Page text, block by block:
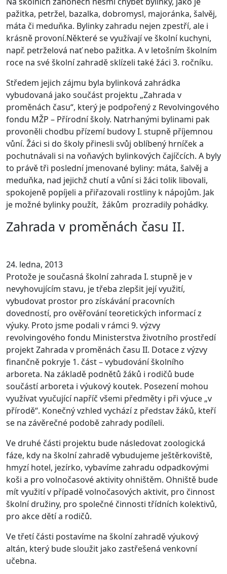
pažitka, petržel, bazalka, dobromysl, majoránka, šalvěj,
máta či meduňka. Bylinky zahradu nejen zpestří, ale i
krásně provoní.Některé se využívají ve školní kuchyni,
např. petrželová nať nebo pažitka. A v letošním školním
roce na své školní zahradě sklízeli také žáci 3. ročníku.
Středem jejich zájmu byla bylinková zahrádka
vybudovaná jako součást projektu „Zahrada v
proměnách času“, který je podpořený z Revolvingového
fondu MŽP – Přírodní školy. Natrhanými bylinami pak
provoněli chodbu přízemí budovy I. stupně příjemnou
vůní. Žáci si do školy přinesli svůj oblíbený hrníček a
pochutnávali si na voňavých bylinkových čajíčcích. A byly
to právě tři poslední jmenované byliny: máta, šalvěj a
meduňka, nad jejichž chutí a vůní si žáci tolik libovali,
spokojeně popíjeli a přiřazovali rostliny k nápojům. Jak
je možné bylinky použít, žákům prozradily pohádky.
Zahrada v proměnách času II.
24. ledna, 2013
Protože je současná školní zahrada I. stupně je v
nevyhovujícím stavu, je třeba zlepšit její využití,
vybudovat prostor pro získávání pracovních
dovedností, pro ověřování teoretických informací z
výuky. Proto jsme podali v rámci 9. výzvy
revolvingového fondu Ministerstva životního prostředí
projekt Zahrada v proměnách času II. Dotace z výzvy
finančně pokryje 1. část – vybudování školního
arboreta. Na základě podnětů žáků i rodičů bude
součástí arboreta i výukový koutek. Posezení mohou
využívat vyučující napříč všemi předměty i při výuce „v
přírodě“. Konečný vzhled vychází z představ žáků, kteří
se na závěrečné podobě zahrady podíleli.
Ve druhé části projektu bude následovat zoologická
fáze, kdy na školní zahradě vybudujeme ještěrkoviště,
hmyzí hotel, jezírko, vybavíme zahradu odpadkovými
koši a pro volnočasové aktivity ohništěm. Ohniště bude
mít využití v případě volnočasových aktivit, pro činnost
školní družiny, pro společné činnosti třídních kolektivů,
pro akce dětí a rodičů.
Ve třetí části postavíme na školní zahradě výukový
altán, který bude sloužit jako zastřešená venkovní
učebna.